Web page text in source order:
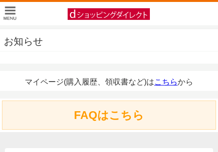
お知らせ
マイページ(購入履歴、領収書など)はこちらから
FAQはこちら